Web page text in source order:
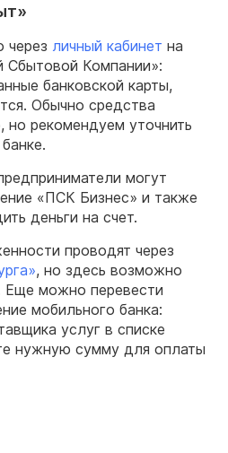
через личный кабинет на
Сбытовой Компании»:
банковской карты,
Обычно средства
но рекомендуем уточнить
могут
«ПСК Бизнес» и также
деньги на счет.
проводят через
, но здесь возможно
Еще можно перевести
мобильного банка:
услуг в списке
нужную сумму для оплаты